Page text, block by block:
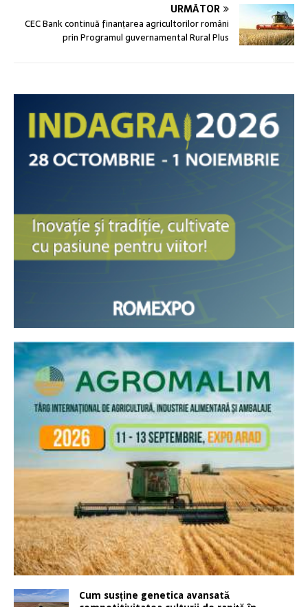
URMĂTOR
CEC Bank continuă finanțarea agricultorilor români
prin Programul guvernamental Rural Plus
Cum susține genetica avansată